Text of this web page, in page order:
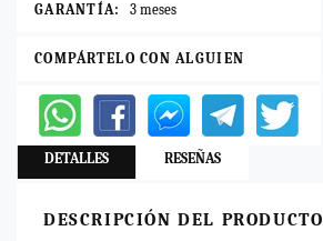
GARANTÍA: 3 meses
COMPÁRTELO CON ALGUIEN
DETALLES RESEÑAS
DESCRIPCIÓN DEL PRODUCTO